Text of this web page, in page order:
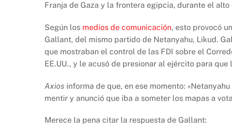
Franja de Gaza y la frontera egipcia, durante el
Según los medios de comunicación, esto provocó
Gallant, del mismo partido de Netanyahu, Likud.
que mostraban el control de las FDI sobre el
EE.UU., y le acusó de presionar al ejército para que
Axios informa de que, en ese momento:
mentir y anunció que iba a someter los mapas a
Merece la pena citar la respuesta de Gallant: